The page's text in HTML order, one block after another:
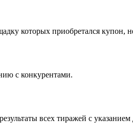
которых приобретался
с конкурентами.
всех тиражей с